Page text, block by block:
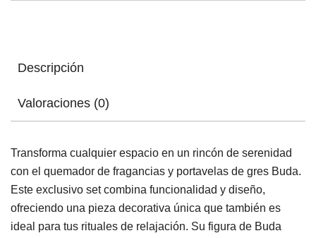
Descripción
Valoraciones (0)
Transforma cualquier espacio en un rincón de serenidad
con el quemador de fragancias y portavelas de gres Buda.
Este exclusivo set combina funcionalidad y diseño,
ofreciendo una pieza decorativa única que también es
ideal para tus rituales de relajación. Su figura de Buda